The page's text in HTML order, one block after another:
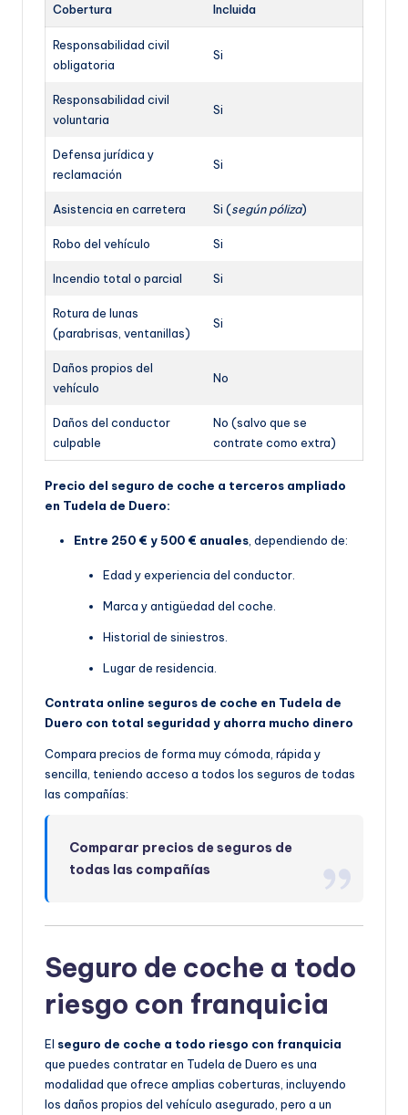
Cobertura Incluida
Responsabilidad civil
obligatoria
Si
Responsabilidad civil
voluntaria
Si
Defensa jurídica y
reclamación
Si
Asistencia en carretera Si (según póliza)
Robo del vehículo Si
Incendio total o parcial Si
Rotura de lunas
(parabrisas, ventanillas)
Si
Daños propios del
vehículo
No
Daños del conductor
culpable
No (salvo que se
contrate como extra)
Precio del seguro de coche a terceros ampliado
en Tudela de Duero:
Entre 250 € y 500 € anuales , dependiendo de:
Edad y experiencia del conductor.
Marca y antigüedad del coche.
Historial de siniestros.
Lugar de residencia.
Contrata online seguros de coche en Tudela de
Duero con total seguridad y ahorra mucho dinero
Compara precios de forma muy cómoda, rápida y
sencilla, teniendo acceso a todos los seguros de todas
las compañías:
Comparar precios de seguros de
todas las compañías
Seguro de coche a todo
riesgo con franquicia
El seguro de coche a todo riesgo con franquicia
que puedes contratar en Tudela de Duero es una
modalidad que ofrece amplias coberturas, incluyendo
los daños propios del vehículo asegurado, pero a un